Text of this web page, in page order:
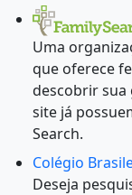
Uma
que oferece
descobrir sua
site já
Search.
Colégio
Deseja